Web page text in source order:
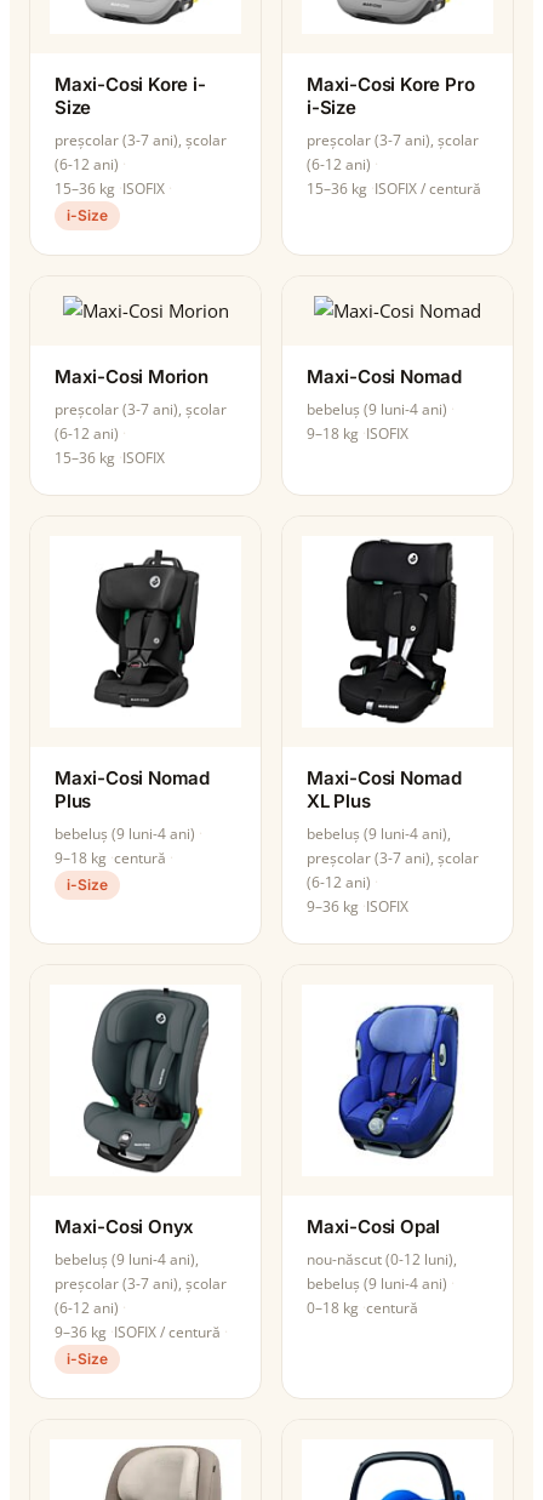
Maxi-Cosi Kore i-
Size
preșcolar (3-7 ani), școlar
(6-12 ani)
15–36 kg ISOFIX
i-Size
Maxi-Cosi Kore Pro
i-Size
preșcolar (3-7 ani), școlar
(6-12 ani)
15–36 kg ISOFIX / centură
Maxi-Cosi Morion
preșcolar (3-7 ani), școlar
(6-12 ani)
15–36 kg ISOFIX
Maxi-Cosi Nomad
bebeluș (9 luni-4 ani)
9–18 kg ISOFIX
Maxi-Cosi Nomad
Plus
bebeluș (9 luni-4 ani)
9–18 kg centură
i-Size
Maxi-Cosi Nomad
XL Plus
bebeluș (9 luni-4 ani),
preșcolar (3-7 ani), școlar
(6-12 ani)
9–36 kg ISOFIX
Maxi-Cosi Onyx
bebeluș (9 luni-4 ani),
preșcolar (3-7 ani), școlar
(6-12 ani)
9–36 kg ISOFIX / centură
i-Size
Maxi-Cosi Opal
nou-născut (0-12 luni),
bebeluș (9 luni-4 ani)
0–18 kg centură